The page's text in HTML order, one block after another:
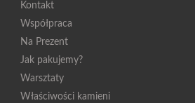
Kontakt
Współpraca
Na Prezent
Jak pakujemy?
Warsztaty
Właściwości kamieni